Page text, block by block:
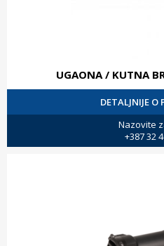
UGAONA / KUTNA
DETALJNIJE O
Nazovite
+387 32